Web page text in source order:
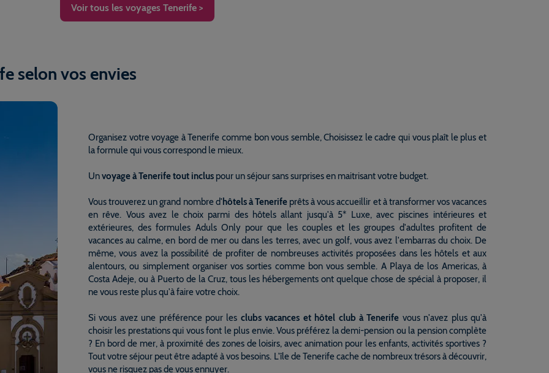
Voir tous les voyages Tenerife >
selon vos envies
Organisez votre voyage à Tenerife comme bon vous semble, Choisissez le cadre qui vous plaît le plus et
la formule qui vous correspond le mieux.
Unvoyage à Tenerife tout inclus pour un séjour sans surprises en maitrisant votre budget.
Vous trouverez un grand nombre d'hôtels à Tenerifeprêts à vous accueillir et à transformer vos vacances
en rêve. Vous avez le choix parmi des hôtels allant jusqu'à 5* Luxe, avec piscines intérieures et
extérieures, des formules Aduls Only pour que les couples et les groupes d'adultes profitent de
vacances au calme, en bord de mer ou dans les terres, avec un golf, vous avez l'embarras du choix. De
même, vous avez la possibilité de profiter de nombreuses activités proposées dans les hôtels et aux
alentours, ou simplement organiser vos sorties comme bon vous semble. A Playa de los Americas, à
Costa Adeje, ou à Puerto de la Cruz, tous les hébergements ont quelque chose de spécial à proposer, il
ne vous reste plus qu'à faire votre choix.
Si vous avez une préférence pour les clubs vacances et hôtel club à Tenerife vous n'avez plus qu'à
choisir les prestations qui vous font le plus envie. Vous préférez la demi-pension ou la pension complète
? En bord de mer, à proximité des zones de loisirs, avec animation pour les enfants, activités sportives ?
Tout votre séjour peut être adapté à vos besoins. L'île de Tenerife cache de nombreux trésors à découvrir,
vous ne risquez pas de vous ennuyer.